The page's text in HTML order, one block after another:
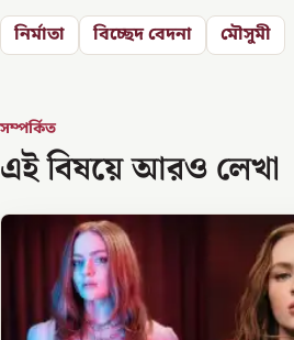
নির্মাতা বিচ্ছেদ বেদনা মৌসুমী
সম্পর্কিত
এই বিষয়ে আরও লেখা